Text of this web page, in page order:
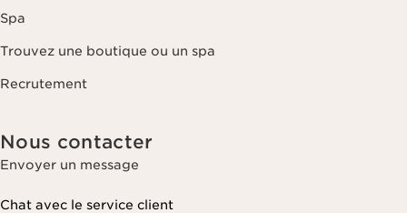
Spa
Trouvez une boutique ou un spa
Recrutement
Nous contacter
Envoyer un message
Chat avec le service client